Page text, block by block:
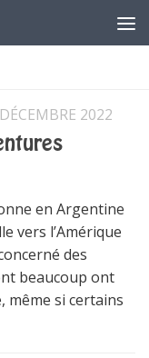
2022
en Argentine
vers l’Amérique
des
beaucoup ont
même si certains